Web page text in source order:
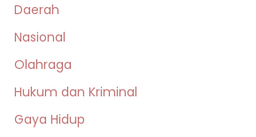
Daerah
Nasional
Olahraga
Hukum dan Kriminal
Gaya Hidup